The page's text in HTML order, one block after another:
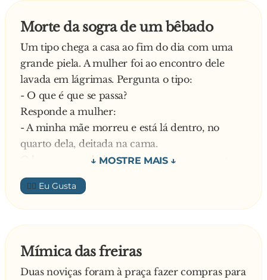
Morte da sogra de um bêbado
Um tipo chega a casa ao fim do dia com uma
grande piela. A mulher foi ao encontro dele
lavada em lágrimas. Pergunta o tipo:
- O que é que se passa?
Responde a mulher:
- A minha mãe morreu e está lá dentro, no
quarto dela, deitada na cama.
O homem cambaleou, apontou para o quarto
da sogra e viu então a senhora estendida na
cama, com os braços cruzados sobre o peito. À
cabeceira, estavam duas velas acesas, uma de
cada lado.
terceira sopradela, lá conseguiu apagá-la.
Apagou depois a outra e, quando o quarto ficou
👍🏼
Mímica das freiras
Duas noviças foram à praça fazer compras para